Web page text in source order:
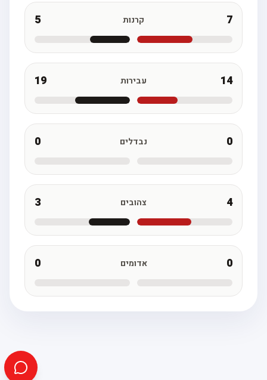
קרנות
14 עבירות 19
נבדלים
צהובים
אדומים